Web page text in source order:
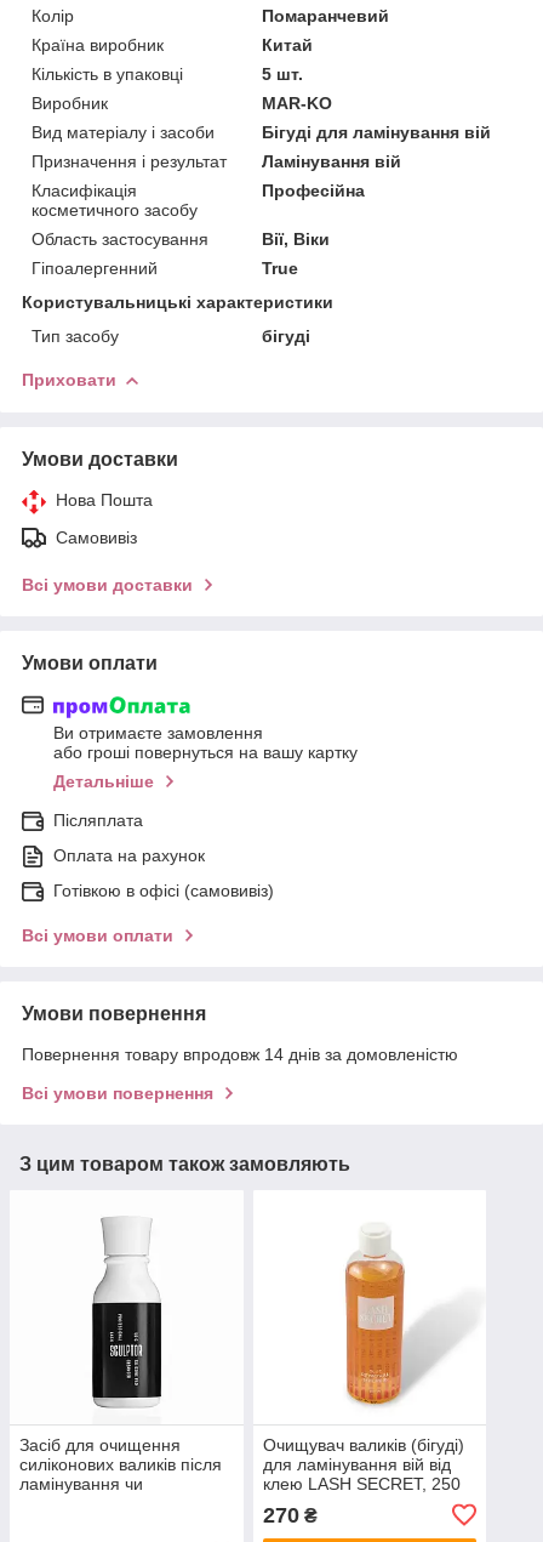
Колір
Помаранчевий
Країна виробник
Китай
Кількість в упаковці
5 шт.
Виробник
MAR-KO
Вид матеріалу і засоби
Бігуді для ламінування вій
Призначення і результат
Ламінування вій
Класифікація
косметичного засобу
Професійна
Область застосування
Вії, Віки
Гіпоалергенний
True
Користувальницькі характеристики
Тип засобу
бігуді
Приховати
Умови доставки
Нова Пошта
Самовивіз
Всі умови доставки
Умови оплати
Ви отримаєте замовлення
або гроші повернуться на вашу картку
Детальніше
Післяплата
Оплата на рахунок
Готівкою в офісі (самовивіз)
Всі умови оплати
Умови повернення
Повернення товару впродовж 14 днів за домовленістю
Всі умови повернення
З цим товаром також замовляють
Засіб для очищення
силіконових валиків після
ламінування чи
Очищувач валиків (бігуді)
для ламінування вій від
клею LASH SECRET, 250
270₴